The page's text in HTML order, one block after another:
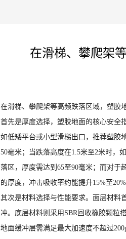
在滑梯、攀爬架
在滑梯、攀爬架等高频跌落区域，塑胶
首先是厚度选择，塑胶地面的核心安全
如低矮平台或小型滑梯出口，推荐塑胶
50毫米；当跌落高度在1.5米至2米时，
落区，厚度需达到65至90毫米；而对于
的厚度，冲击吸收率约能提升15%至
其次是材料选择与性能要求。面层材料
冲。底层材料则采用SBR回收橡胶颗粒
地面缓冲层需满足最大加速度不超过